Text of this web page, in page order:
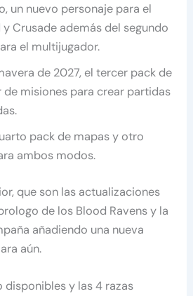
un nuevo personaje para el
Crusade además del segundo
el multijugador.
de 2027, el tercer pack de
misiones para crear partidas
pack de mapas y otro
ambos modos.
que son las actualizaciones
de los Blood Ravens y la
añadiendo una nueva
aún.
disponibles y las 4 razas